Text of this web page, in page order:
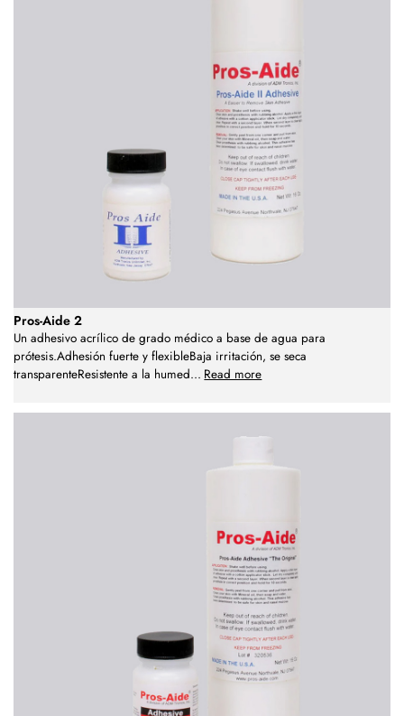
Pros-Aide 2
Un adhesivo acrílico de grado médico a base de agua para
prótesis.Adhesión fuerte y flexibleBaja irritación, se seca
transparenteResistente a la humed... Read more